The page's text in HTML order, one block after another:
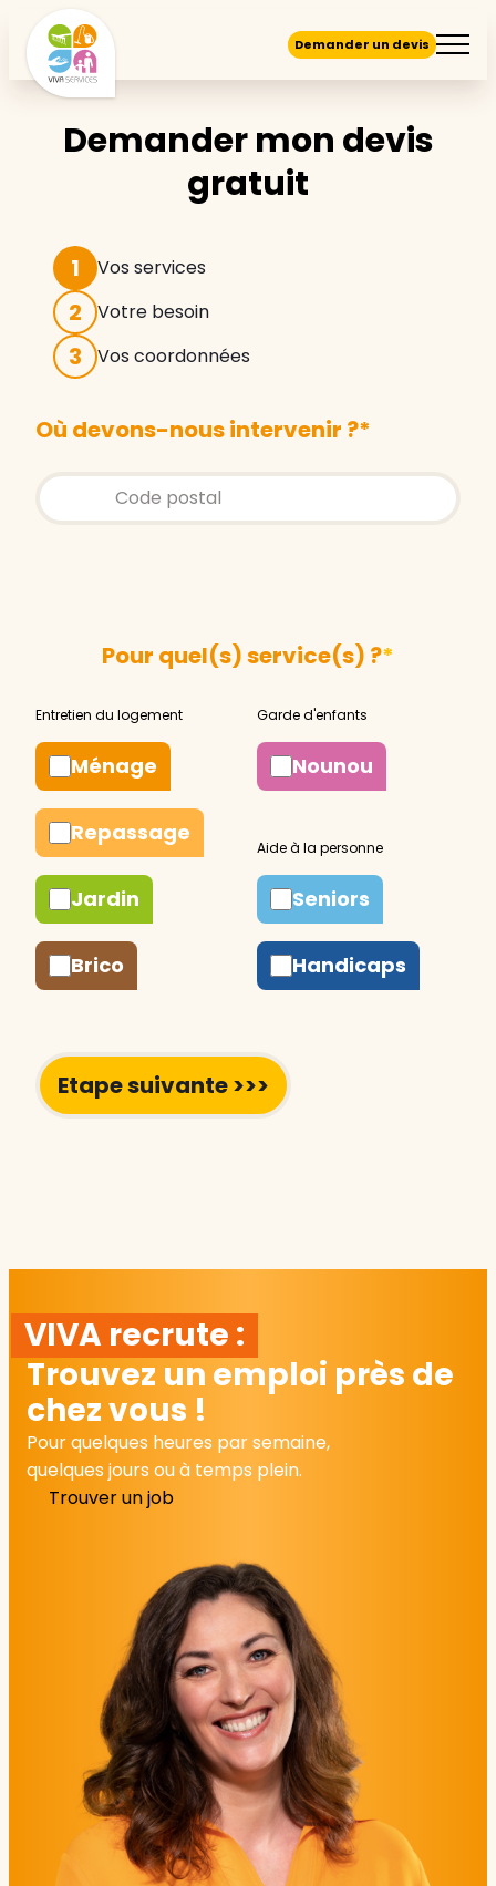
Demander un devis
Demander mon devis
gratuit
1 Vos services
2 Votre besoin
3 Vos coordonnées
Où devons-nous intervenir ?*
Store locator global - Autocompletion
Rechercher
Pour quel(s) service(s) ?*
Ménage
Repassage
Jardin
Brico
Nounou
Seniors
Handicaps
VIVA recrute :
Trouvez un emploi près de
chez vous !
Pour quelques heures par semaine,
quelques jours ou à temps plein.
Trouver un job